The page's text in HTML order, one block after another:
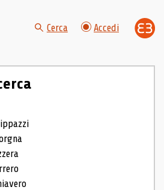
Cerca Accedi